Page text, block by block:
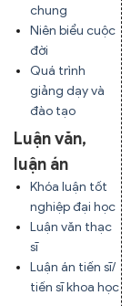
chung
Niên biểu cuộc
đời
Quá trình
giảng dạy và
đào tạo
Luận văn,
luận án
Khóa luận tốt
nghiệp đại học
Luận văn thạc
sĩ
Luận án tiến sĩ/
tiến sĩ khoa học